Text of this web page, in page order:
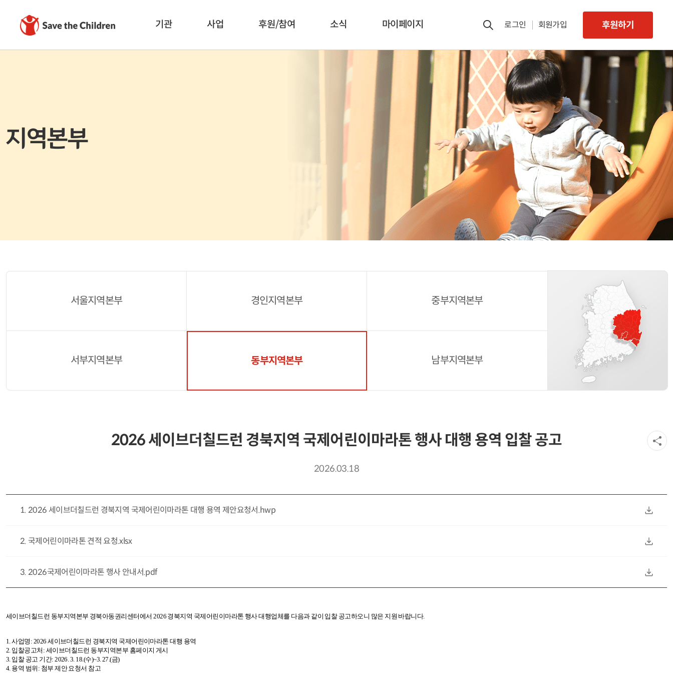
기관 사업 후원/참여 소식 마이페이지 로그인 회원가입 후원하기
지역본부
서울지역본부 경인지역본부 중부지역본부
서부지역본부 동부지역본부 남부지역본부
2026 세이브더칠드런 경북지역 국제어린이마라톤 행사 대행 용역 입찰 공고
2026.03.18
1. 2026 세이브더칠드런 경북지역 국제어린이마라톤 대행 용역 제안요청서.hwp
2. 국제어린이마라톤 견적 요청.xlsx
3. 2026국제어린이마라톤 행사 안내서.pdf
세이브더칠드런 동부지역본부 경북아동권리센터에서 2026 경북지역 국제어린이마라톤 행사 대행업체를 다음과 같이 입찰 공고하오니 많은 지원 바랍니다.
1.사업명: 2026 세이브더칠드런 경북지역 국제어린이마라톤 대행 용역
2. 입찰공고처: 세이브더칠드런 동부지역본부 홈페이지 게시
3. 입찰 공고 기간: 2026. 3. 18.(수)~3. 27.(금)
4. 용역 범위: 첨부 제안 요청서 참고